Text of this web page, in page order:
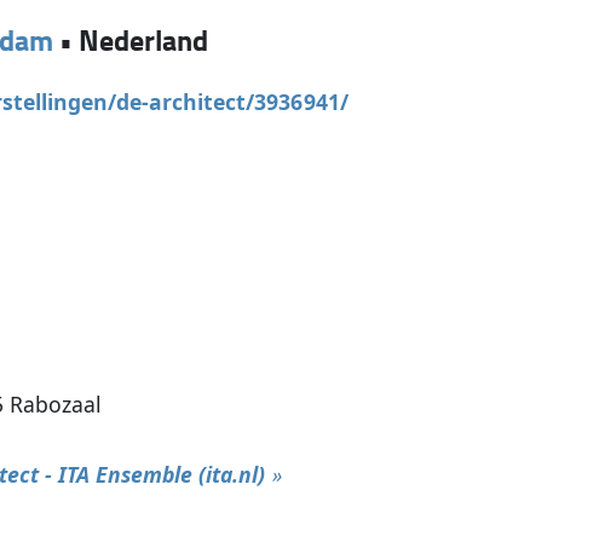
• Nederland
de-architect/3936941/
Rabozaal
- ITA Ensemble (ita.nl) »